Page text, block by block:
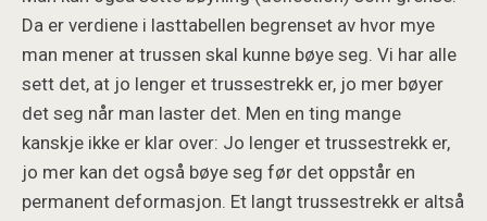
Da er verdiene i lasttabellen begrenset av hvor mye
man mener at trussen skal kunne bøye seg. Vi har alle
sett det, at jo lenger et trussestrekk er, jo mer bøyer
det seg når man laster det. Men en ting mange
kanskje ikke er klar over: Jo lenger et trussestrekk er,
jo mer kan det også bøye seg før det oppstår en
permanent deformasjon. Et langt trussestrekk er altså